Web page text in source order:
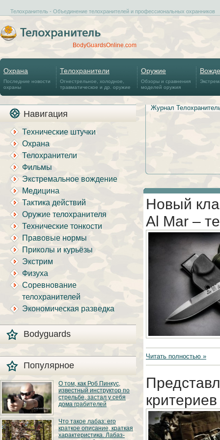
Телохранитель - Объединение телохранителей и профессиональных охранников
BodyGuardsOnline.com
Охрана
Последние новости
охраны
Телохранители
Огнестрельное, холодное,
травматическое и др. оружие
Оружие
Обзоры и сравнения
моделей оружия
Навигация
Технические штучки
Охрана
Телохранители
Фильмы
Экстремальное вождение
Медицина
Тактика действий
Оружие телохранителя
Технические тонкости
Правовые нормы
Приколы и курьёзы
Экстрим
Физуха
Соревнование
телохранителей
Экономическая разведка
Bodyguards
Популярное
О том, как Роб Пинкус,
известный инструктор по
стрельбе, застал у себя
дома грабителей
Вот вы всё говорите:
«В США круто, там
можно любого
постороннего в своём
Что такое лабаз: его
краткое описание, краткая
характеристика. Лабаз-
Журнал
Новый
Al Mar –
Читать полностью »